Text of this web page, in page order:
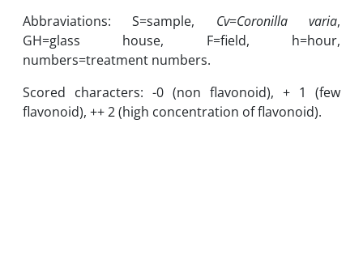
Abbraviations: S=sample, Cv=Coronilla varia,
GH=glass house, F=field, h=hour,
numbers=treatment numbers.
Scored characters: -0 (non flavonoid), + 1 (few
flavonoid), ++ 2 (high concentration of flavonoid).